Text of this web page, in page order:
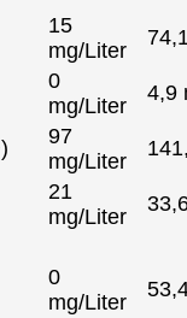
15
mg/Liter
0
mg/Liter
4,9
97
mg/Liter
21
mg/Liter
0
mg/Liter